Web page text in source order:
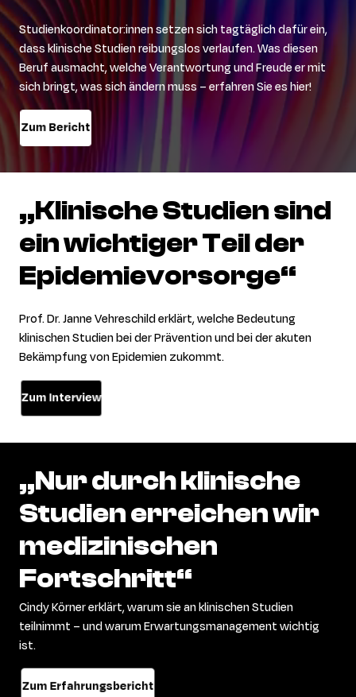
Studienkoordinator:innen setzen sich tagtäglich dafür ein,
dass klinische Studien reibungslos verlaufen. Was diesen
Beruf ausmacht, welche Verantwortung und Freude er mit
sich bringt, was sich ändern muss – erfahren Sie es hier!
Zum Bericht
„KlinischeStudiensind
einwichtigerTeilder
Epidemievorsorge“
Prof. Dr. Janne Vehreschild erklärt, welche Bedeutung
klinischen Studien bei der Prävention und bei der akuten
Bekämpfung von Epidemien zukommt.
Zum Interview
„Nurdurchklinische
Studienerreichenwir
medizinischen
Fortschritt“
Cindy Körner erklärt, warum sie an klinischen Studien
teilnimmt – und warum Erwartungsmanagement wichtig
ist.
Zum Erfahrungsbericht